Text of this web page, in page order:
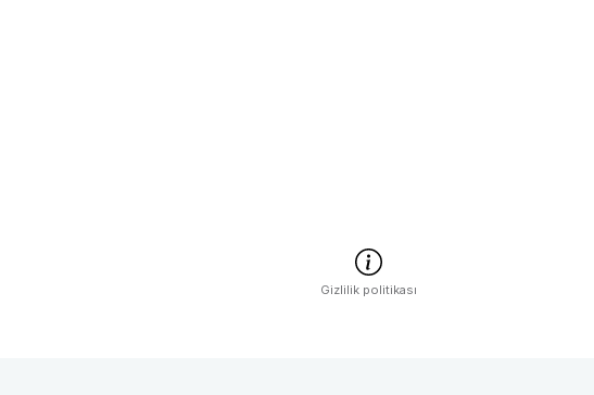
Gizlilik politikası